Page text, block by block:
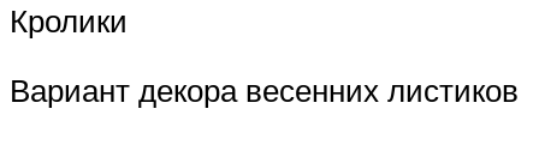
Кролики
Вариант декора весенних листиков